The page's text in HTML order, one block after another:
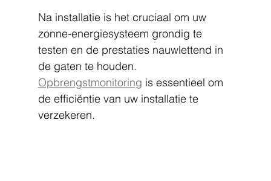
Na installatie is het cruciaal om uw
zonne-energiesysteem grondig te
testen en de prestaties nauwlettend in
de gaten te houden.
Opbrengstmonitoring is essentieel om
de efficiëntie van uw installatie te
verzekeren.